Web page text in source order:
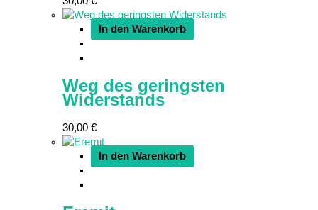
In den Warenkorb
Weg des geringsten
Widerstands
30,00 €
In den Warenkorb